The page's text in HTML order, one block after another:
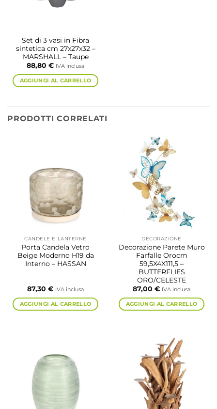
Set di 3 vasi in Fibra
sintetica cm 27x27x32 –
MARSHALL – Taupe
88,80 € IVA inclusa
AGGIUNGI AL CARRELLO
PRODOTTI CORRELATI
CANDELE E LANTERNE
Porta Candela Vetro
Beige Moderno H19 da
Interno – HASSAN
87,30 € IVA inclusa
AGGIUNGI AL CARRELLO
DECORAZIONE
Decorazione Parete Muro
Farfalle Orocm
59,5X4X111,5 –
BUTTERFLIES
ORO/CELESTE
87,00 € IVA inclusa
AGGIUNGI AL CARRELLO